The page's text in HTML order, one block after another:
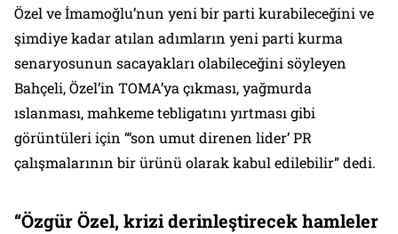
Özel ve İmamoğlu’nun yeni bir parti kurabileceğini ve
şimdiye kadar atılan adımların yeni parti kurma
senaryosunun sacayakları olabileceğini söyleyen
Bahçeli, Özel’in TOMA’ya çıkması, yağmurda
ıslanması, mahkeme tebligatını yırtması gibi
görüntüleri için “‘son umut direnen lider’ PR
çalışmalarının bir ürünü olarak kabul edilebilir” dedi.
“Özgür Özel, krizi derinleştirecek hamleler